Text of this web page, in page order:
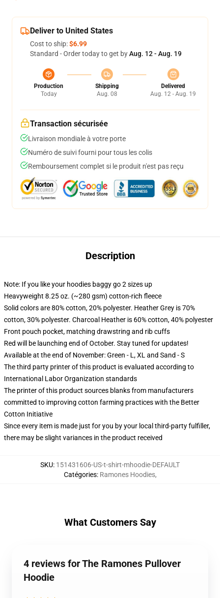
Deliver to United States
Cost to ship:$6.99
Standard - Order today to get byAug. 12 - Aug. 19
Production
Today
Shipping
Aug. 08
Delivered
Aug. 12 - Aug. 19
Transaction sécurisée
Livraison mondiale à votre porte
Numéro de suivi fourni pour tous les colis
Remboursement complet si le produit n'est pas reçu
Description
Note: If you like your hoodies baggy go 2 sizes up
Heavyweight 8.25 oz. (~280 gsm) cotton-rich fleece
Solid colors are 80% cotton, 20% polyester. Heather Grey is 70%
cotton, 30% polyester. Charcoal Heather is 60% cotton, 40% polyester
Front pouch pocket, matching drawstring and rib cuffs
Red will be launching end of October. Stay tuned for updates!
Available at the end of November: Green - L, XL and Sand - S
The third party printer of this product is evaluated according to
International Labor Organization standards
The printer of this product sources blanks from manufacturers
committed to improving cotton farming practices with the Better
Cotton Initiative
Since every item is made just for you by your local third-party fulfiller,
there may be slight variances in the product received
SKU: 151431606-US-t-shirt-mhoodie-DEFAULT
Catégories: Ramones Hoodies,
What Customers Say
4 reviews for The Ramones Pullover
Hoodie